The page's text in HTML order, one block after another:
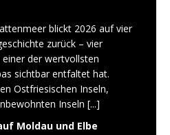
blickt 2026 auf vier
zurück – vier
einer der wertvollsten
sichtbar entfaltet hat.
Ostfriesischen Inseln,
Inseln [...]
Moldau und Elbe